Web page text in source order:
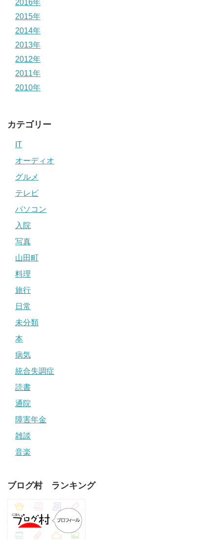
2016年
2015年
2014年
2013年
2012年
2011年
2010年
カテゴリー
IT
オーディオ
グルメ
テレビ
パソコン
入院
写真
山田町
料理
旅行
日常
未分類
本
病気
統合失調症
読書
通院
障害年金
雑談
音楽
ブログ村 ランキング